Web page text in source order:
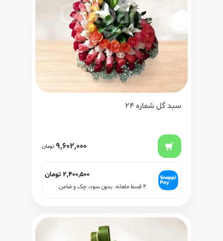
سبد گل شماره 24
9,602,000 تومان
2,400,500 تومان
۴ قسط ماهانه. بدون سود، چک و ضامن.